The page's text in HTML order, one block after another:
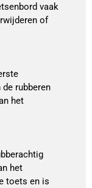
vaak
of
rubberen
het
het
toets en is